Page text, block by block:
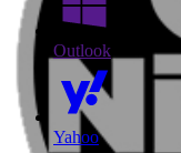
Outlook
Yahoo